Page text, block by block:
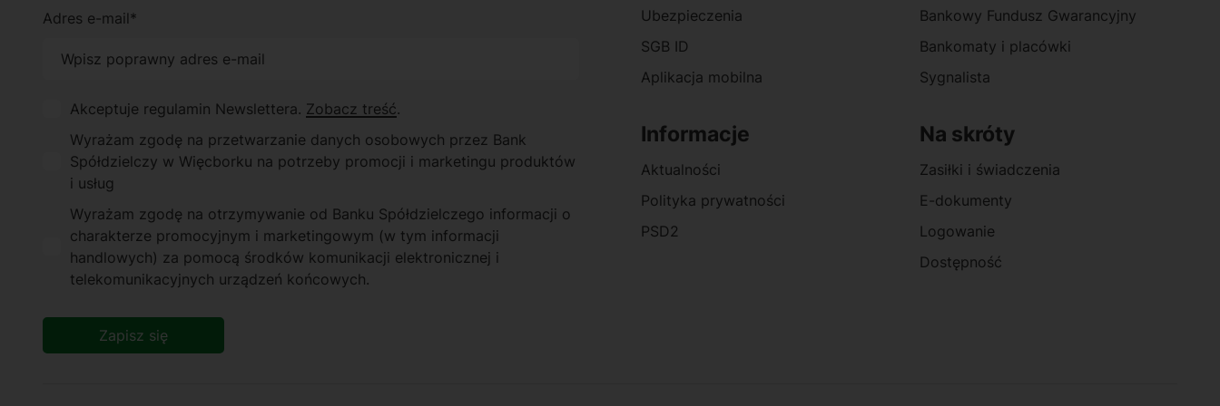
Adres e-mail*
Akceptuje regulamin Newslettera. Zobacz treść.
Wyrażam zgodę na przetwarzanie danych osobowych przez Bank
Spółdzielczy w Więcborku na potrzeby promocji i marketingu produktów
i usług
Wyrażam zgodę na otrzymywanie od Banku Spółdzielczego informacji o
charakterze promocyjnym i marketingowym (w tym informacji
handlowych) za pomocą środków komunikacji elektronicznej i
telekomunikacyjnych urządzeń końcowych.
Zapisz się
Ubezpieczenia
SGB ID
Aplikacja mobilna
Bankowy Fundusz Gwarancyjny
Bankomaty i placówki
Sygnalista
Informacje
Aktualności
Polityka prywatności
PSD2
Na skróty
Zasiłki i świadczenia
E-dokumenty
Logowanie
Dostępność